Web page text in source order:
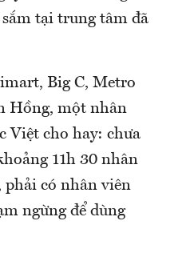
tại trung tâm đã
Big C, Metro
Hồng, một nhân
Việt cho hay: chưa
11h 30 nhân
phải có nhân viên
ngừng để dùng